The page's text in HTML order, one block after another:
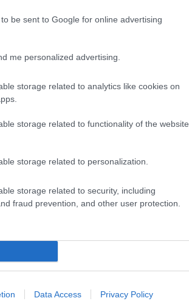
be sent to Google for online advertising
me personalized advertising.
storage related to analytics like cookies on
storage related to functionality of the website
storage related to personalization.
storage related to security, including
fraud prevention, and other user protection.
Data Access Privacy Policy
News